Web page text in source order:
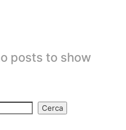
posts to show
Cerca